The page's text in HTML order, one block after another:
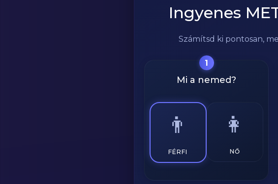
Ingyenes
Számítsd ki pontosan,
1
Mi a nemed?
👨
FÉRFI
👩
NŐ